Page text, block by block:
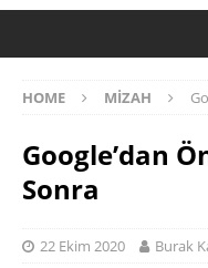
HOME MIZAH
Google’dan
Sonra
22 Ekim 2020 Burak